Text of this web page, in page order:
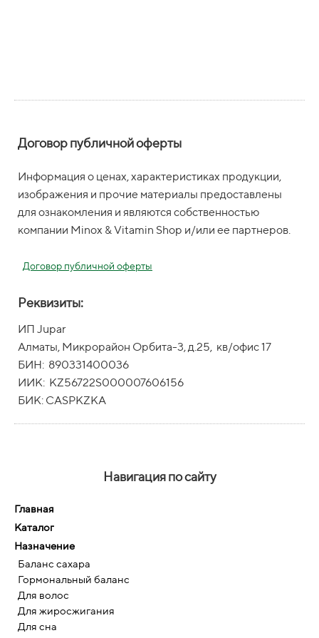
Договор публичной оферты
Информация о ценах, характеристиках продукции,
изображения и прочие материалы предоставлены
для ознакомления и являются собственностью
компании Minox & Vitamin Shop и/или ее партнеров.
Договор публичной оферты
Реквизиты:
ИП Jupar
Алматы, Микрорайон Орбита-3, д.25, кв/офис 17
БИН: 890331400036
ИИК: KZ56722S000007606156
БИК: CASPKZKA
Навигация по сайту
Главная
Каталог
Назначение
Баланс сахара
Гормональный баланс
Для волос
Для жиросжигания
Для сна